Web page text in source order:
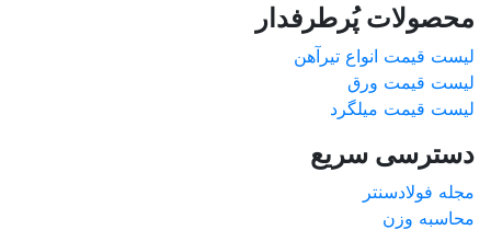
محصولات پُرطرفدار
لیست قیمت انواع تیرآهن
لیست قیمت ورق
لیست قیمت میلگرد
دسترسی سریع
مجله فولادسنتر
محاسبه وزن